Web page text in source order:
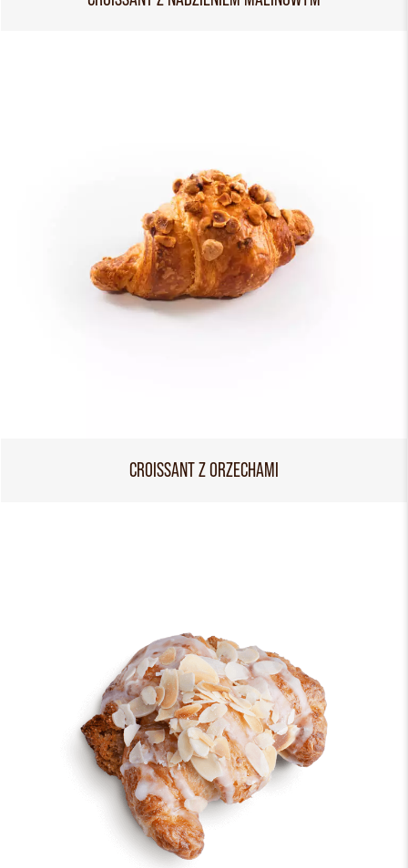
CROISSANT Z ORZECHAMI